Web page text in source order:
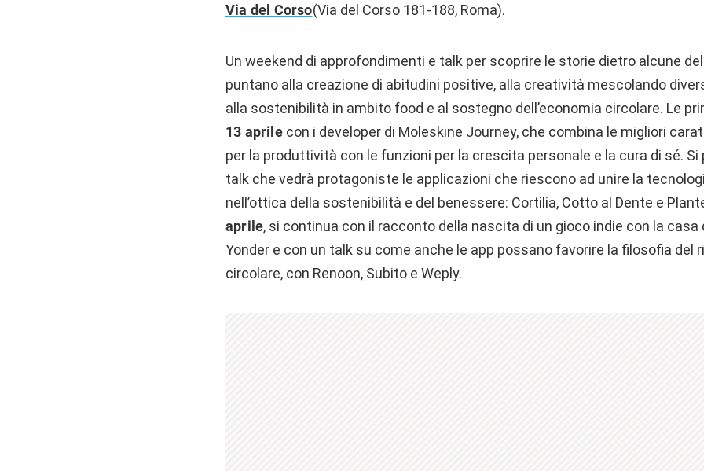
Via del Corso(Via del Corso 181-188, Roma).
Un weekend di approfondimenti e talk per scoprire le storie dietro alcune
puntano alla creazione di abitudini positive, alla creatività mescolando
alla sostenibilità in ambito food e al sostegno dell’economia circolare. Le
13 aprilecon i developer di Moleskine Journey, che combina le migliori
per la produttività con le funzioni per la crescita personale e la cura di sé. Si
talk che vedrà protagoniste le applicazioni che riescono ad unire la
nell’ottica della sostenibilità e del benessere: Cortilia, Cotto al Dente e
aprile, si continua con il racconto della nascita di un gioco indie con la casa
Yonder e con un talk su come anche le app possano favorire la filosofia del
circolare, con Renoon, Subito e Weply.